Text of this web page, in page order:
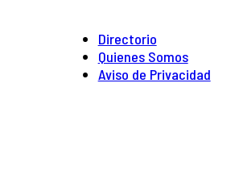
Directorio
Quienes Somos
Aviso de Privacidad